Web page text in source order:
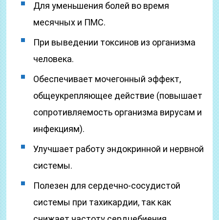
Для уменьшения болей во время
месячных и ПМС.
При выведении токсинов из организма
человека.
Обеспечивает мочегонный эффект,
общеукрепляющее действие (повышает
сопротивляемость организма вирусам и
инфекциям).
Улучшает работу эндокринной и нервной
системы.
Полезен для сердечно-сосудистой
системы при тахикардии, так как